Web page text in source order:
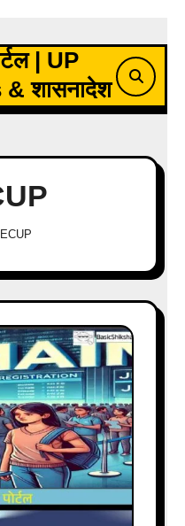
| UP
शासनादेश